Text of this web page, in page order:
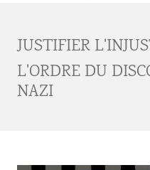
JUSTIFIER
L'ORDRE DU
NAZI